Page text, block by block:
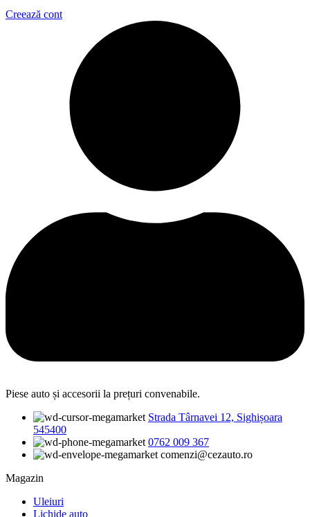
Creează cont
Piese auto și accesorii la prețuri convenabile.
Strada Târnavei 12, Sighișoara
545400
0762 009 367
comenzi@cezauto.ro
Magazin
Uleiuri
Lichide auto